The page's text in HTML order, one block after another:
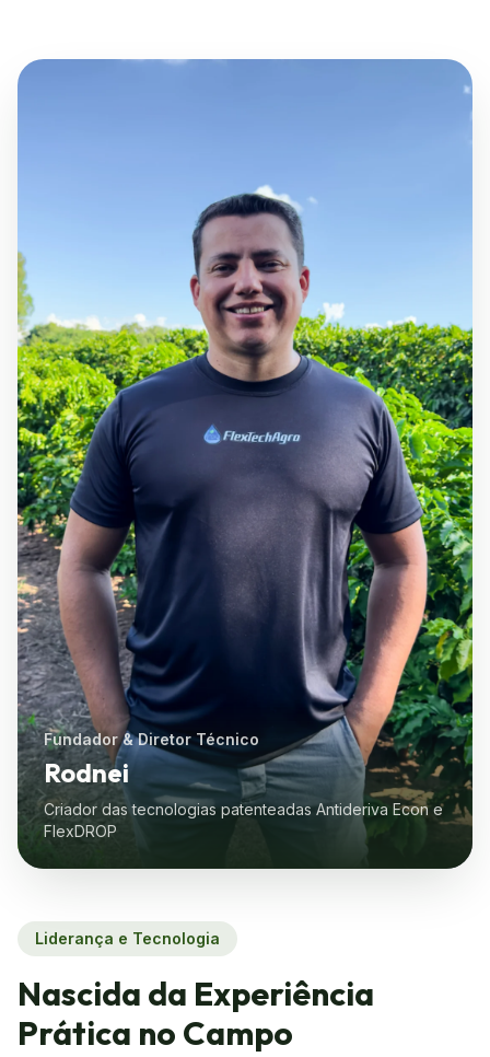
Fundador & Diretor Técnico
Rodnei
Criador das tecnologias patenteadas Antideriva Econ e
FlexDROP
Liderança e Tecnologia
Nascida da Experiência
Prática no Campo